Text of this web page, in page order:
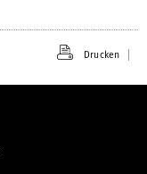
Drucken